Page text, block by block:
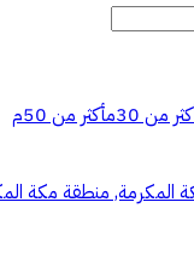
من 30م أكثر من 50م
المكرمة, منطقة مكة